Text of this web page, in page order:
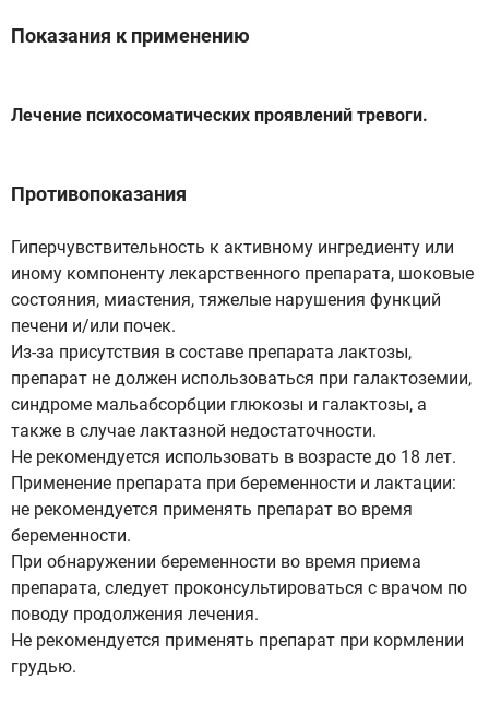
Показания к применению
Лечение психосоматических проявлений тревоги.
Противопоказания
Гиперчувствительность к активному ингредиенту или
иному компоненту лекарственного препарата, шоковые
состояния, миастения, тяжелые нарушения функций
печени и/или почек.
Из-за присутствия в составе препарата лактозы,
препарат не должен использоваться при галактоземии,
синдроме мальабсорбции глюкозы и галактозы, а
также в случае лактазной недостаточности.
Не рекомендуется использовать в возрасте до 18 лет.
Применение препарата при беременности и лактации:
не рекомендуется применять препарат во время
беременности.
При обнаружении беременности во время приема
препарата, следует проконсультироваться с врачом по
поводу продолжения лечения.
Не рекомендуется применять препарат при кормлении
грудью.